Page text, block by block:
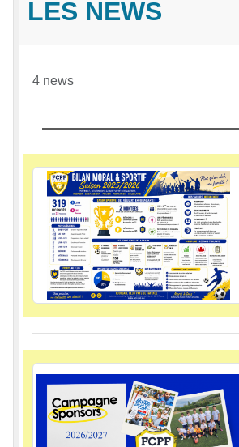
LES NEWS
4 news